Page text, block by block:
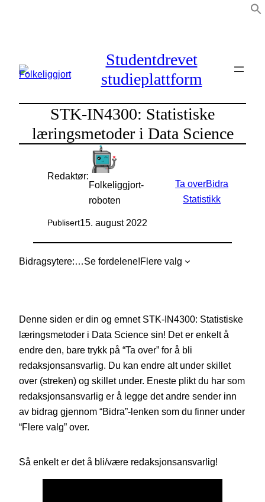
Studentdrevet
studieplattform
STK-IN4300: Statistiske
læringsmetoder i Data Science
Redaktør:
Folkeliggjort-
roboten
Publisert15. august 2022
Ta overBidra
Statistikk
Bidragsytere: Se fordelene!Flere valg
Denne siden er din og emnet STK-IN4300: Statistiske
læringsmetoder i Data Science sin! Det er enkelt å
endre den, bare trykk på “Ta over” for å bli
redaksjonsansvarlig. Du kan endre alt under skillet
over (streken) og skillet under. Eneste plikt du har som
redaksjonsansvarlig er å legge det andre sender inn
av bidrag gjennom “Bidra”-lenken som du finner under
“Flere valg” over.
Så enkelt er det å bli/være redaksjonsansvarlig!